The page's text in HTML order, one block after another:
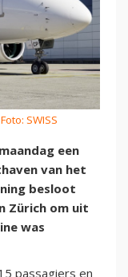
SWISS
een
van het
besloot
Zürich om uit
was
passagiers en